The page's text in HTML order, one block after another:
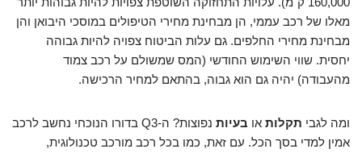
מאלו של רכב עממי, הן מבחינת מחירי הטיפולים במוסכי היבואן והן
מבחינת מחירי החלפים. גם עלות הביטוח צפויה להיות גבוהה
יחסית. שווי השימוש החודשי (המס שמשולם על רכב צמוד
מהעבודה) יהיה גם הוא גבוה, בהתאם למחיר הרכישה.
ומה לגבי תקלות או בעיות
נפוצות? ה-Q3 בדורו הנוכחי נחשב לרכב
אמין למדי בסך הכל. עם זאת, כמו בכל רכב מורכב טכנולוגית,